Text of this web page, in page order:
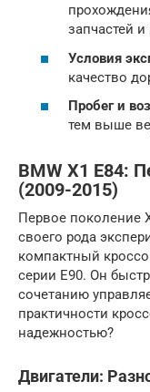
запчастей
Условия
качество
Пробег и
тем выше
BMW X1 E84:
(2009-2015)
Первое поколение
своего рода
компактный
серии E90. Он
сочетанию
практичности
надежностью?
Двигатели: